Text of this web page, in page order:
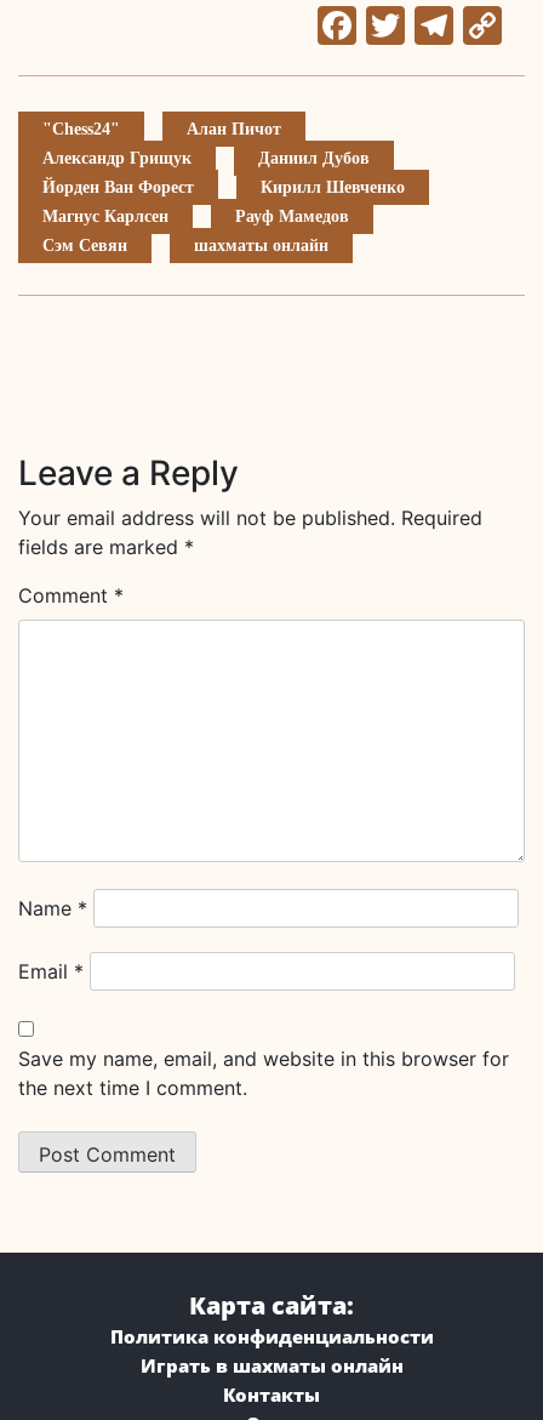
Facebook
Twitter
"Chess24"
Алан Пичот
Александр Грищук
Даниил Дубов
Йорден Ван Форест
Кирилл Шевченко
Магнус Карлсен
Рауф Мамедов
Сэм Севян
шахматы онлайн
Leave a Reply
Your email address will not be published. Required
fields are marked *
Comment *
Name *
Email *
Save my name, email, and website in this browser for
the next time I comment.
Карта сайта:
Политика конфиденциальности
Играть в шахматы онлайн
Контакты